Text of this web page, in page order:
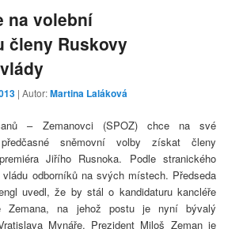
na volební
členy Ruskovy
| Autor:Martina Laláková
– Zemanovci (SPOZ) chce na své
sněmovní volby získat členy
Jiřího Rusnoka. Podle stranického
odborníků na svých místech. Předseda
uvedl, že by stál o kandidaturu kancléře
Zemana, na jehož postu je nyní bývalý
Mynáře. Prezident Miloš Zeman je